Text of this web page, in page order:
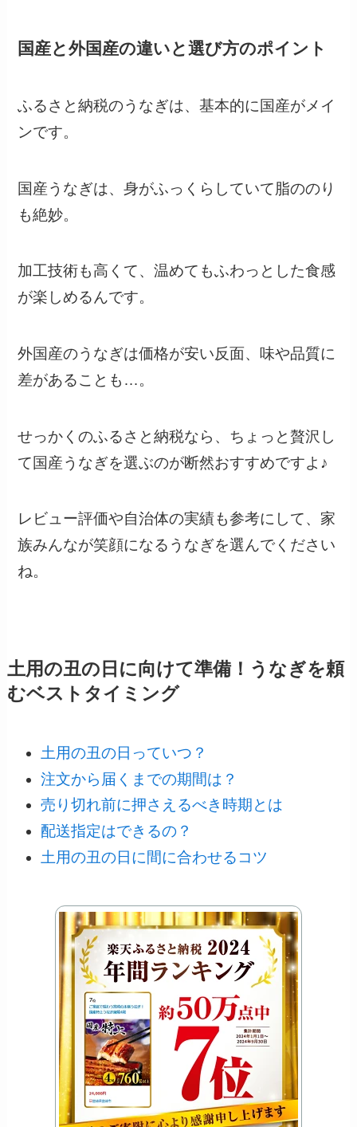
国産と外国産の違いと選び方のポイント
ふるさと納税のうなぎは、基本的に国産がメイ
ンです。
国産うなぎは、身がふっくらしていて脂ののり
も絶妙。
加工技術も高くて、温めてもふわっとした食感
が楽しめるんです。
外国産のうなぎは価格が安い反面、味や品質に
差があることも…。
せっかくのふるさと納税なら、ちょっと贅沢し
て国産うなぎを選ぶのが断然おすすめですよ♪
レビュー評価や自治体の実績も参考にして、家
族みんなが笑顔になるうなぎを選んでください
ね。
土用の丑の日に向けて準備！うなぎを頼
むベストタイミング
土用の丑の日っていつ？
注文から届くまでの期間は？
売り切れ前に押さえるべき時期とは
配送指定はできるの？
土用の丑の日に間に合わせるコツ